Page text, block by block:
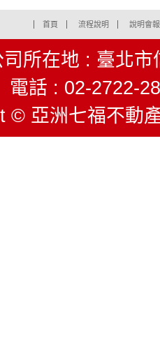
首頁 流程說明 說明會
司所在地 : 臺北
電話 : 02-2722-
© 亞洲七福不動